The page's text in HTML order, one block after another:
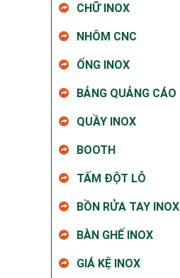
CHỮ INOX
NHÔM CNC
ỐNG INOX
BẢNG QUẢNG CÁO
QUẦY INOX
BOOTH
TẤM ĐỘT LỖ
BỒN RỬA TAY INOX
BÀN GHẾ INOX
GIÁ KỆ INOX